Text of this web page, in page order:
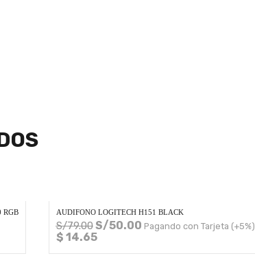
RGB AUDIFONO LOGITECH H151 BLACK
S/79.00S/50.00 Pagando con Tarjeta (+5%)
$ 14.65